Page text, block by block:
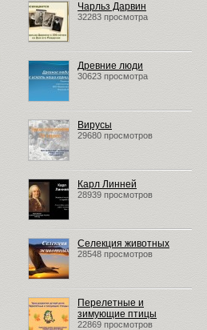
Чарльз Дарвин
32283 просмотра
Древние люди
30623 просмотра
Вирусы
29680 просмотров
Карл Линней
28939 просмотров
Селекция животных
28548 просмотров
Перелетные и
зимующие птицы
22869 просмотров